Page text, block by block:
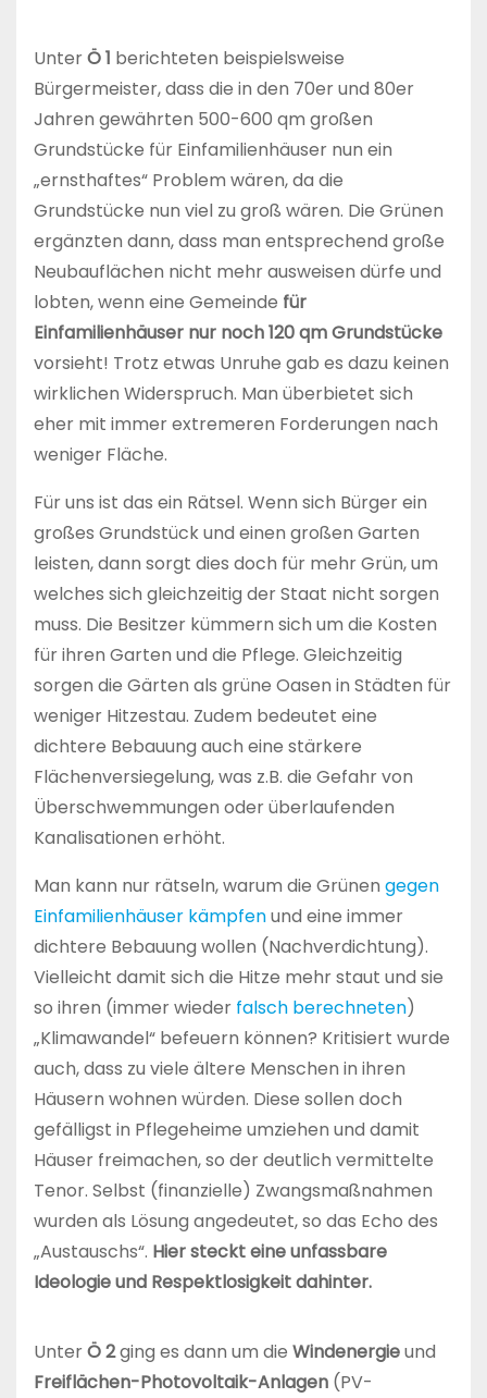
UnterÖ 1 berichteten beispielsweise
Bürgermeister, dass die in den 70er und 80er
Jahren gewährten 500-600 qm großen
Grundstücke für Einfamilienhäuser nun ein
„ernsthaftes“ Problem wären, da die
Grundstücke nun viel zu groß wären. Die Grünen
ergänzten dann, dass man entsprechend große
Neubauflächen nicht mehr ausweisen dürfe und
lobten, wenn eine Gemeinde für
Einfamilienhäuser nur noch 120 qm Grundstücke
vorsieht! Trotz etwas Unruhe gab es dazu keinen
wirklichen Widerspruch. Man überbietet sich
eher mit immer extremeren Forderungen nach
weniger Fläche.
Für uns ist das ein Rätsel. Wenn sich Bürger ein
großes Grundstück und einen großen Garten
leisten, dann sorgt dies doch für mehr Grün, um
welches sich gleichzeitig der Staat nicht sorgen
muss. Die Besitzer kümmern sich um die Kosten
für ihren Garten und die Pflege. Gleichzeitig
sorgen die Gärten als grüne Oasen in Städten für
weniger Hitzestau. Zudem bedeutet eine
dichtere Bebauung auch eine stärkere
Flächenversiegelung, was z.B. die Gefahr von
Überschwemmungen oder überlaufenden
Kanalisationen erhöht.
Man kann nur rätseln, warum die Grünen gegen
Einfamilienhäuser kämpfenund eine immer
dichtere Bebauung wollen (Nachverdichtung).
Vielleicht damit sich die Hitze mehr staut und sie
so ihren (immer wieder falsch berechneten)
„Klimawandel“ befeuern können? Kritisiert wurde
auch, dass zu viele ältere Menschen in ihren
Häusern wohnen würden. Diese sollen doch
gefälligst in Pflegeheime umziehen und damit
Häuser freimachen, so der deutlich vermittelte
Tenor. Selbst (finanzielle) Zwangsmaßnahmen
wurden als Lösung angedeutet, so das Echo des
„Austauschs“. Hier steckt eine unfassbare
Ideologie und Respektlosigkeit dahinter.
UnterÖ 2ging es dann um die Windenergieund
Freiflächen-Photovoltaik-Anlagen (PV-